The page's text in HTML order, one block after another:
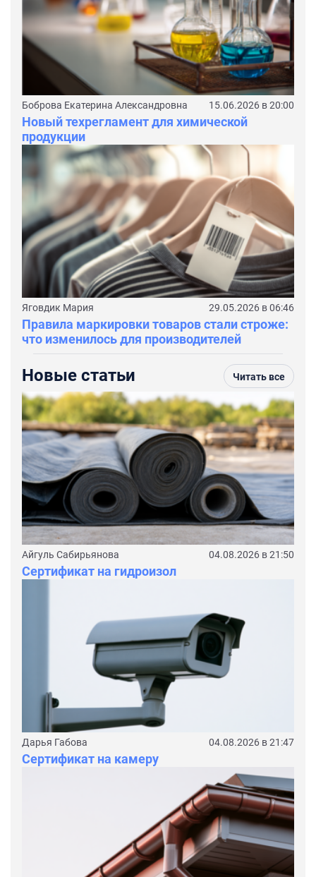
Боброва Екатерина Александровна 15.06.2026 в 20:00
Новый техрегламент для химической
продукции
Яговдик Мария 29.05.2026 в 06:46
Правила маркировки товаров стали строже:
что изменилось для производителей
Новые статьи Читать все
Айгуль Сабирьянова 04.08.2026 в 21:50
Сертификат на гидроизол
Дарья Габова 04.08.2026 в 21:47
Сертификат на камеру